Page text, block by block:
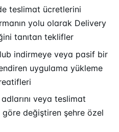
teslimat ücretlerini
yolu olarak Delivery
tanıtan teklifler
indirmeye veya pasif bir
uygulama yükleme
veya teslimat
değiştiren şehre özel